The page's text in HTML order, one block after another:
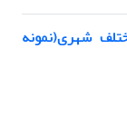
شهری(نمونه